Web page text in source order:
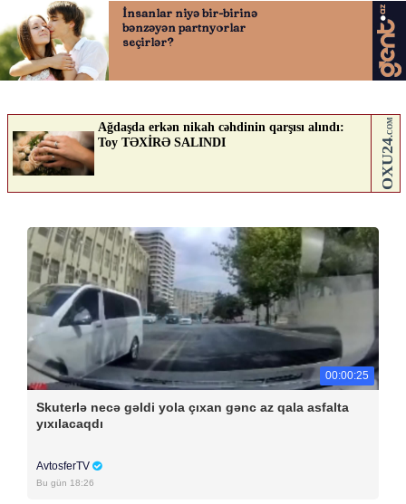
00:00:25
Skuterlə necə gəldi yola çıxan gənc az qala asfalta
yıxılacaqdı
AvtosferTV
Bu gün 18:26